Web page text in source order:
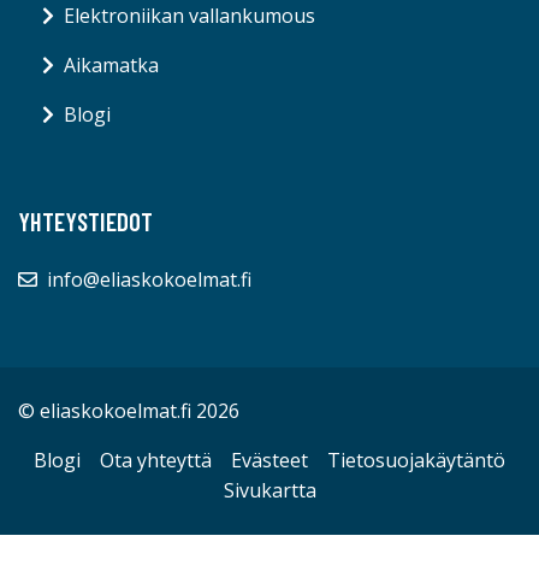
Elektroniikan vallankumous
Aikamatka
Blogi
YHTEYSTIEDOT
info@eliaskokoelmat.fi
© eliaskokoelmat.fi 2026
Blogi
Ota yhteyttä Evästeet
Tietosuojakäytäntö
Sivukartta